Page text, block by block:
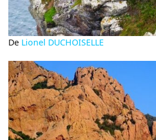
De Lionel DUCHOISELLE